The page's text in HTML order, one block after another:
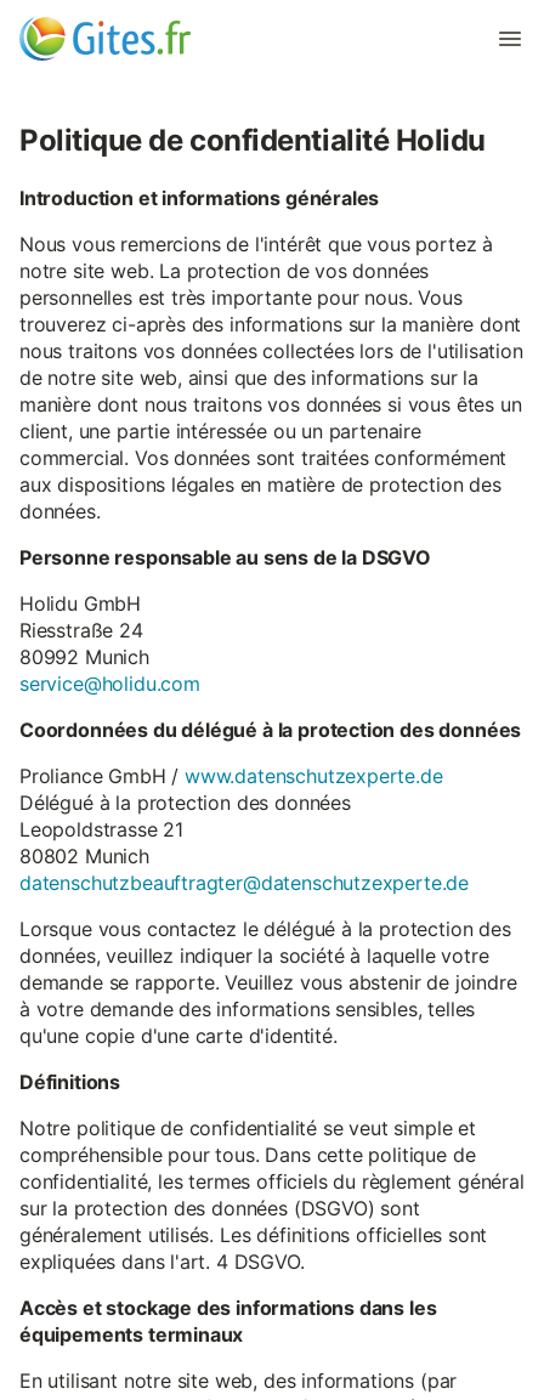
Politique de confidentialité Holidu
Introduction et informations générales
Nous vous remercions de l'intérêt que vous portez à
notre site web. La protection de vos données
personnelles est très importante pour nous. Vous
trouverez ci-après des informations sur la manière dont
nous traitons vos données collectées lors de l'utilisation
de notre site web, ainsi que des informations sur la
manière dont nous traitons vos données si vous êtes un
client, une partie intéressée ou un partenaire
commercial. Vos données sont traitées conformément
aux dispositions légales en matière de protection des
données.
Personne responsable au sens de la DSGVO
Holidu GmbH
Riesstraße 24
80992 Munich
service@holidu.com
Coordonnées du délégué à la protection des données
Proliance GmbH /www.datenschutzexperte.de
Délégué à la protection des données
Leopoldstrasse 21
80802 Munich
datenschutzbeauftragter@datenschutzexperte.de
Lorsque vous contactez le délégué à la protection des
données, veuillez indiquer la société à laquelle votre
demande se rapporte. Veuillez vous abstenir de joindre
à votre demande des informations sensibles, telles
qu'une copie d'une carte d'identité.
Définitions
Notre politique de confidentialité se veut simple et
compréhensible pour tous. Dans cette politique de
confidentialité, les termes officiels du règlement général
sur la protection des données (DSGVO) sont
généralement utilisés. Les définitions officielles sont
expliquées dans l'art. 4 DSGVO.
Accès et stockage des informations dans les
équipements terminaux
En utilisant notre site web, des informations (par